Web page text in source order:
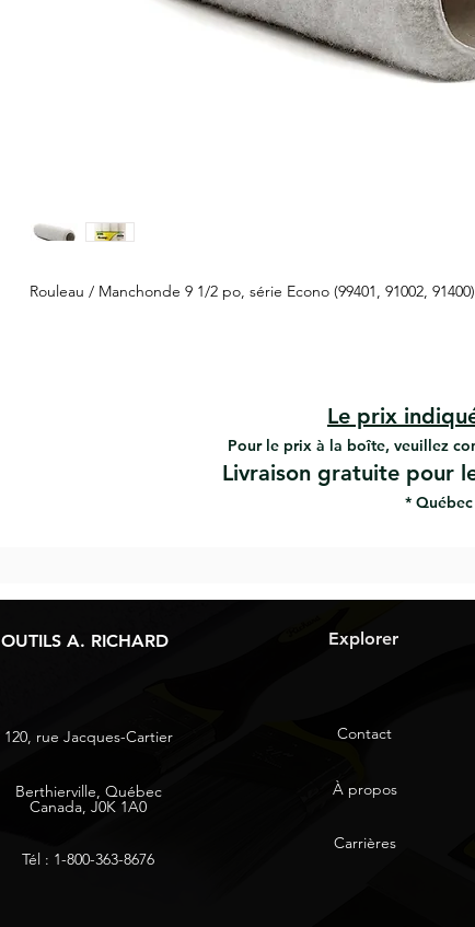
Rouleau / Manchonde 9 1/2 po, série Econo (99401, 91002, 91400)
Le prix
Pour le prix à la boîte, veuillez
Livraison gratuite pour
*
OUTILS A. RICHARD
120, rue Jacques-Cartier
Berthierville, Québec
Canada, J0K 1A0
Tél : 1-800-363-8676
Explorer
Contact
À propos
Carrières